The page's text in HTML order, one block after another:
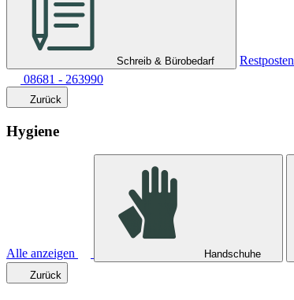
Schreib & Bürobedarf
Restposten
08681 - 263990
Zurück
Hygiene
Alle anzeigen Handschuhe
Zurück